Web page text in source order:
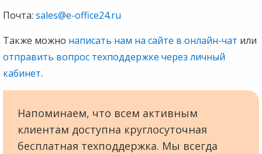
Почта: sales@e-office24.ru
Также можно написать нам на сайте в онлайн-чат или
отправить вопрос техподдержке через личный
кабинет.
Напоминаем, что всем активным
клиентам доступна круглосуточная
бесплатная техподдержка. Мы всегда